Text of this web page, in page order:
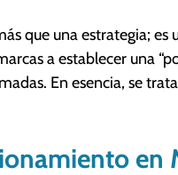
que una estrategia;
a establecer una
En esencia, se
en